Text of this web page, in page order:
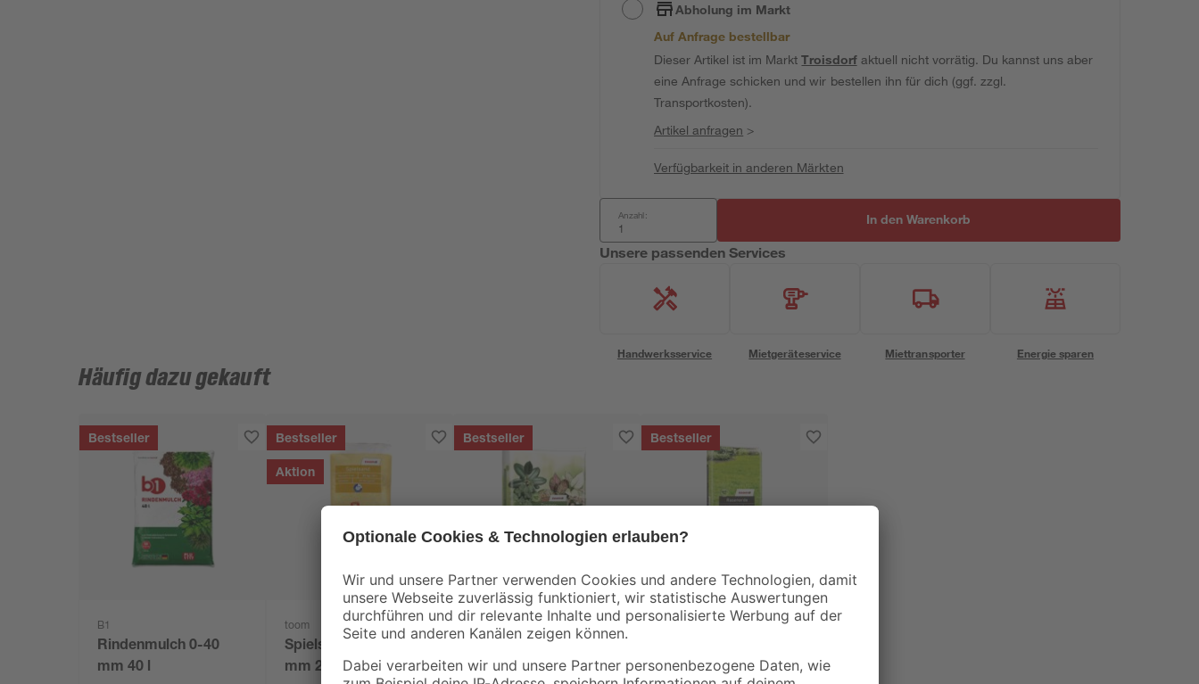
Abholung im Markt
Auf Anfrage bestellbar
Dieser Artikel ist im MarktTroisdorfaktuell nicht vorrätig. Du kannst uns aber
eine Anfrage schicken und wir bestellen ihn für dich (ggf. zzgl.
Transportkosten).
Artikel anfragen >
Verfügbarkeit in anderen Märkten
Anzahl: In den Warenkorb
Unsere passenden Services
Handwerksservice Mietgeräteservice Miettransporter Energie sparen
Häufig dazu gekauft
Bestseller
B1
Rindenmulch 0-40
mm 40 l
Bestseller
Aktion
toom
Spielsand beige 0-2
mm 25 kg
Bestseller
toom
Zimmerpflanzenerde
torffrei 10 l
Bestseller